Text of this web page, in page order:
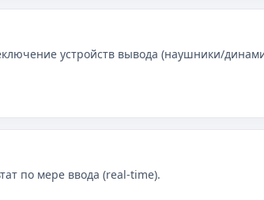
устройств вывода (наушники/
по мере ввода (real‑time).